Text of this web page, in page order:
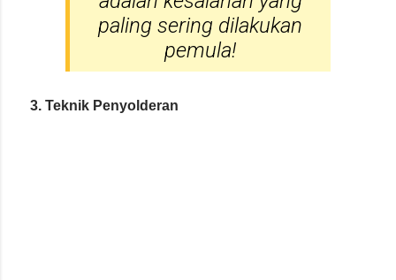
paling sering dilakukan
pemula!
3. Teknik Penyolderan